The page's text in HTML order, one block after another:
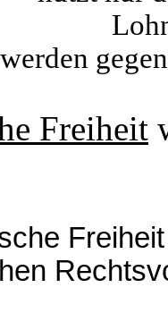
werden
Freiheit